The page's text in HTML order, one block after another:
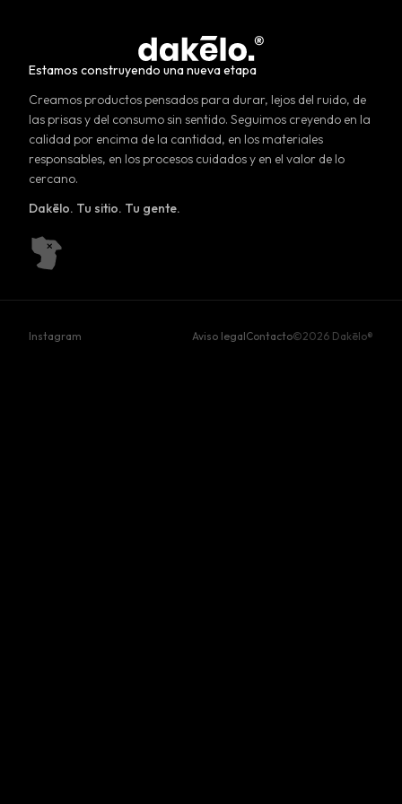
Estamos construyendo una nueva etapa
Creamos productos pensados para durar, lejos del ruido, de
las prisas y del consumo sin sentido. Seguimos creyendo en la
calidad por encima de la cantidad, en los materiales
responsables, en los procesos cuidados y en el valor de lo
cercano.
Dakēlo. Tu sitio. Tu gente.
Instagram Aviso legalContacto©2026 Dakēlo®